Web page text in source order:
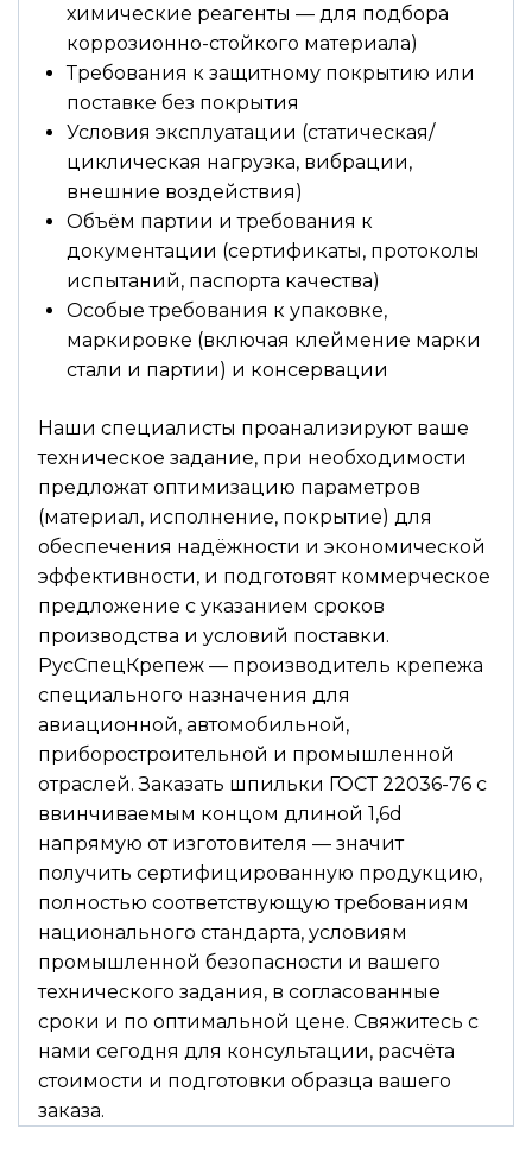
химические реагенты — для подбора
коррозионно-стойкого материала)
Требования к защитному покрытию или
поставке без покрытия
Условия эксплуатации (статическая/
циклическая нагрузка, вибрации,
внешние воздействия)
Объём партии и требования к
документации (сертификаты, протоколы
испытаний, паспорта качества)
Особые требования к упаковке,
маркировке (включая клеймение марки
стали и партии) и консервации
Наши специалисты проанализируют ваше
техническое задание, при необходимости
предложат оптимизацию параметров
(материал, исполнение, покрытие) для
обеспечения надёжности и экономической
эффективности, и подготовят коммерческое
предложение с указанием сроков
производства и условий поставки.
РусСпецКрепеж — производитель крепежа
специального назначения для
авиационной, автомобильной,
приборостроительной и промышленной
отраслей. Заказать шпильки ГОСТ 22036-76 с
ввинчиваемым концом длиной 1,6d
напрямую от изготовителя — значит
получить сертифицированную продукцию,
полностью соответствующую требованиям
национального стандарта, условиям
промышленной безопасности и вашего
технического задания, в согласованные
сроки и по оптимальной цене. Свяжитесь с
нами сегодня для консультации, расчёта
стоимости и подготовки образца вашего
заказа.